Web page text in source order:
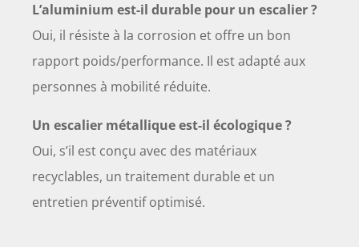
L’aluminium est-il durable pour un escalier ?
Oui, il résiste à la corrosion et offre un bon
rapport poids/performance. Il est adapté aux
personnes à mobilité réduite.
Un escalier métallique est-il écologique ?
Oui, s’il est conçu avec des matériaux
recyclables, un traitement durable et un
entretien préventif optimisé.